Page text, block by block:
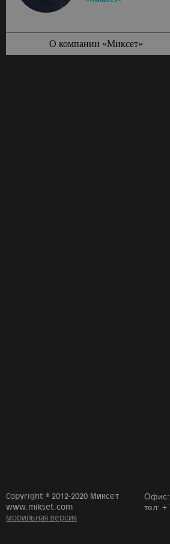
О компании «Миксет»
Copyright © 2012-2020 Миксет
www.mikset.com
мобильная версия
Офис:
тел: